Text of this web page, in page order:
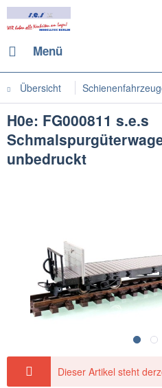
Menü
Übersicht
H0e: FG000811 s.e.s
unbedruckt
Dieser Artikel steht